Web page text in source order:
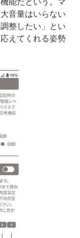
能だという。マ
音量はいらない
整したい」とい
えてくれる姿勢